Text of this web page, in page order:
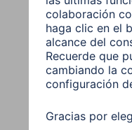
Hama
para tablets